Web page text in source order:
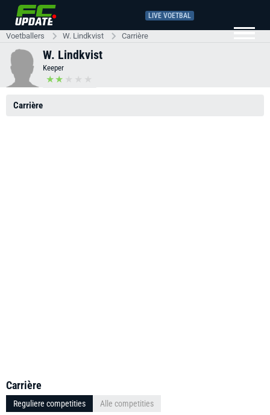
LIVE VOETBAL
Voetballers W. Lindkvist Carrière
W. Lindkvist
Keeper
Carrière
Carrière
Reguliere competities Alle competities